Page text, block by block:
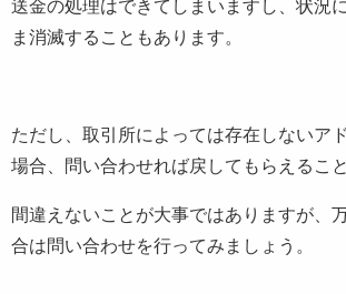
送金の処理はできてしまいますし、状況
ま消滅することもあります。
ただし、取引所によっては存在しないア
場合、問い合わせれば戻してもらえるこ
間違えないことが大事ではありますが、
合は問い合わせを行ってみましょう。